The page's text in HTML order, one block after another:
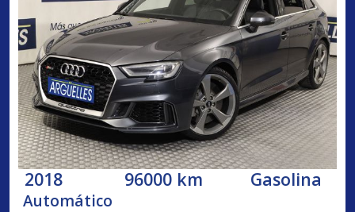
2018 96000 km Gasolina
Automático